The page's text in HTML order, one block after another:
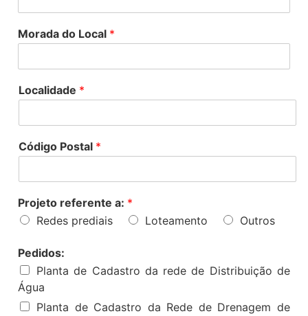
Morada do Local *
Localidade *
Código Postal *
Projeto referente a: *
Redes prediais
Loteamento Outros
Pedidos:
Planta de Cadastro da rede de Distribuição de
Água
Planta de Cadastro da Rede de Drenagem de